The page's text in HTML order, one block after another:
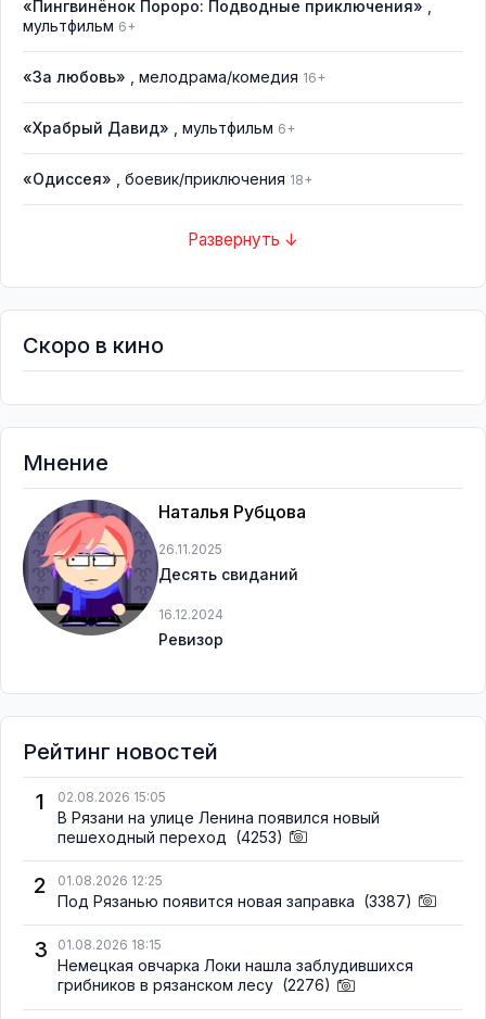
«Пингвинёнок Пороро: Подводные приключения»
мультфильм 6+
«За любовь» , мелодрама/комедия 16+
«Храбрый Давид» , мультфильм 6+
«Одиссея» , боевик/приключения 18+
Развернуть ↓
Скоро в кино
Мнение
Наталья Рубцова
26.11.2025
Десять свиданий
16.12.2024
Ревизор
Рейтинг новостей
1
02.08.2026 15:05
В Рязани на улице Ленина появился новый
пешеходный переход (4253)
2 01.08.2026 12:25
Под Рязанью появится новая заправка (3387)
3 01.08.2026 18:15
Немецкая овчарка Локи нашла заблудившихся
грибников в рязанском лесу (2276)